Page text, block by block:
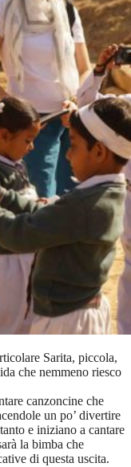
Sarita, piccola,
che nemmeno riesco
canzoncine che
un po’ divertire
e iniziano a cantare
la bimba che
di questa uscita.